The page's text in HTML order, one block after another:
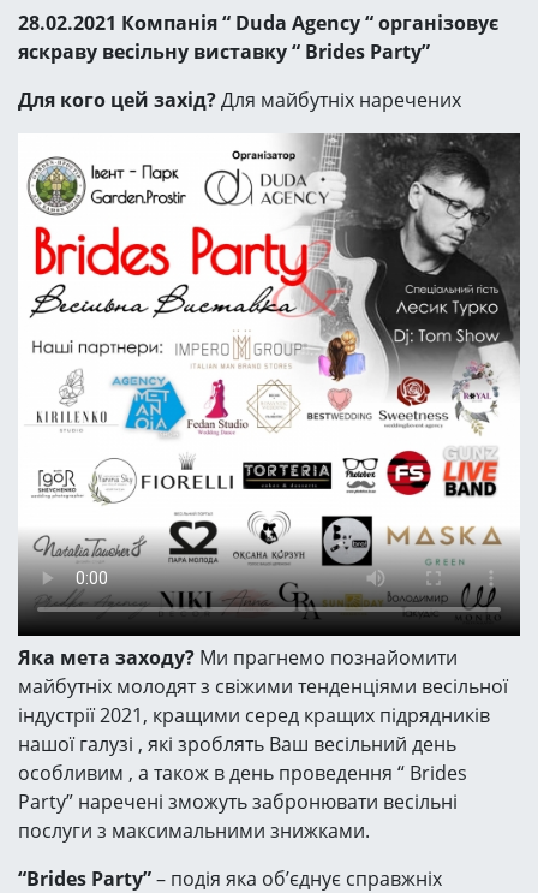
28.02.2021 Компанія “ Duda Agency “ організовує
яскраву весільну виставку “ Brides Party”
Для кого цей захід?Для майбутніх наречених
Яка мета заходу? Ми прагнемо познайомити
майбутніх молодят з свіжими тенденціями весільної
індустрії 2021, кращими серед кращих підрядників
нашої галузі , які зроблять Ваш весільний день
особливим , а також в день проведення “ Brides
Party” наречені зможуть забронювати весільні
послуги з максимальними знижками.
“Brides Party”– подія яка об’єднує справжніх